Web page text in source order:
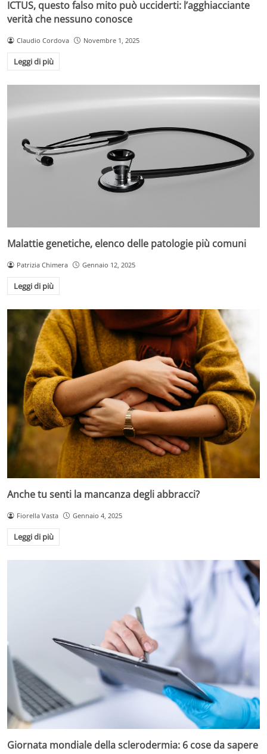
ICTUS, questo falso mito può ucciderti: l’agghiacciante
verità che nessuno conosce
Claudio Cordova Novembre 1, 2025
Leggi di più
Malattie genetiche, elenco delle patologie più comuni
Patrizia Chimera Gennaio 12, 2025
Leggi di più
Anche tu senti la mancanza degli abbracci?
Fiorella Vasta Gennaio 4, 2025
Leggi di più
Giornata mondiale della sclerodermia: 6 cose da sapere